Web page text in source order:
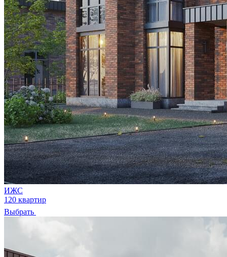
ИЖС
120 квартир
Выбрать